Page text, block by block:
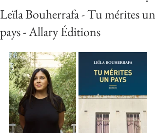
Leïla Bouherrafa - Tu mérites un
pays - Allary Éditions